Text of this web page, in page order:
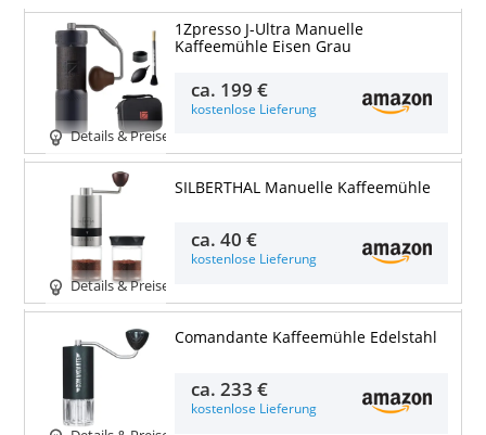
Details & Preise
1Zpresso J-Ultra Manuelle
Kaffeemühle Eisen Grau
ca. 199 €
kostenlose Lieferung
Details & Preise
SILBERTHAL Manuelle Kaffeemühle
ca.40 €
kostenlose Lieferung
Comandante Kaffeemühle Edelstahl
ca.233 €
kostenlose Lieferung